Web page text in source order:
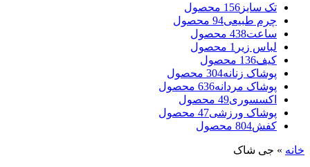
تک سایز 156 محصول
چرم طبیعی94 محصول
ساعت438 محصول
لباس زیر 1 محصول
کیف136 محصول
پوشاک زنانه304 محصول
پوشاک مردانه636 محصول
اکسسوری49 محصول
پوشاک ورزشی47 محصول
کفش804 محصول
خانه » جی شاک